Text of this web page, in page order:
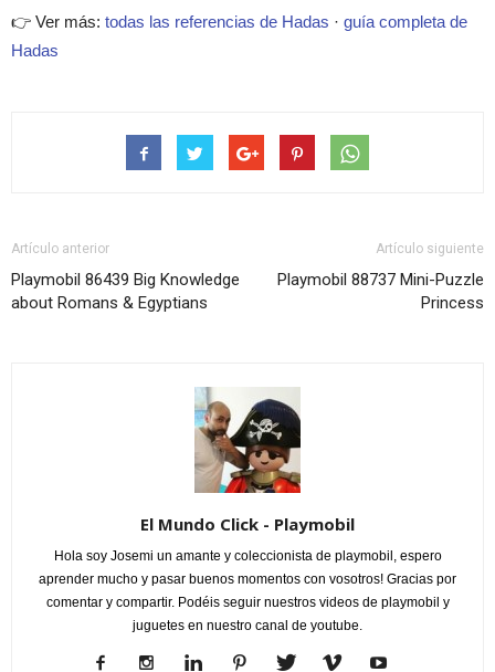
👉 Ver más: todas las referencias de Hadas · guía completa de
Hadas
Artículo anterior
Playmobil 86439 Big Knowledge
about Romans & Egyptians
Artículo siguiente
Playmobil 88737 Mini-Puzzle
Princess
El Mundo Click - Playmobil
Hola soy Josemi un amante y coleccionista de playmobil, espero
aprender mucho y pasar buenos momentos con vosotros! Gracias por
comentar y compartir. Podéis seguir nuestros videos de playmobil y
juguetes en nuestro canal de youtube.